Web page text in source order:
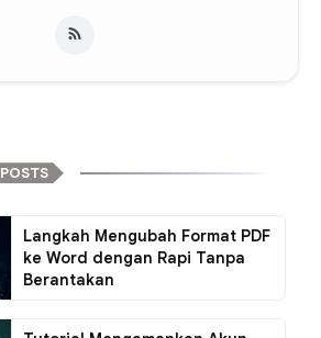
POSTS
Langkah Mengubah Format PDF
ke Word dengan Rapi Tanpa
Berantakan